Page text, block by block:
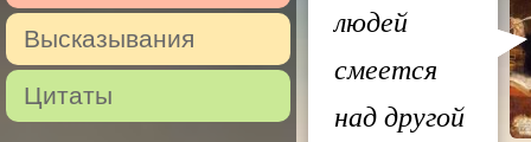
Высказывания
Цитаты
людей
смеется
над другой